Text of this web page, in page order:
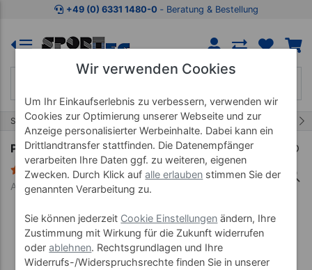
Zum Kaufbereich springen Zur Produktbeschreibung
+49 (0) 6331 1480-0 ‐ Beratung & Bestellung
Start Lehrmittel Poster 50x70 cm
Poster "Reflexzonen", LxB 70x50 cm
2 Bewertungen
Art-Nr. 25108--00
Wir verwenden Cookies
Um Ihr Einkaufserlebnis zu verbessern, verwenden wir
Cookies zur Optimierung unserer Webseite und zur
Anzeige personalisierter Werbeinhalte. Dabei kann ein
Drittlandtransfer stattfinden. Die Datenempfänger
verarbeiten Ihre Daten ggf. zu weiteren, eigenen
Zwecken. Durch Klick aufalle erlauben stimmen Sie der
genannten Verarbeitung zu.
Sie können jederzeit Cookie Einstellungen ändern, Ihre
Zustimmung mit Wirkung für die Zukunft widerrufen
oderablehnen. Rechtsgrundlagen und Ihre
Widerrufs-/Widerspruchsrechte finden Sie in unserer